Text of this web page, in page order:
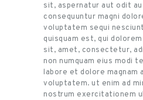
sit, aspernatur aut odit
consequuntur magni
voluptatem sequi
quisquam est, qui
sit, amet, consectetur,
non numquam eius modi
labore et dolore magnam
voluptatem. ut enim ad
nostrum exercitationem